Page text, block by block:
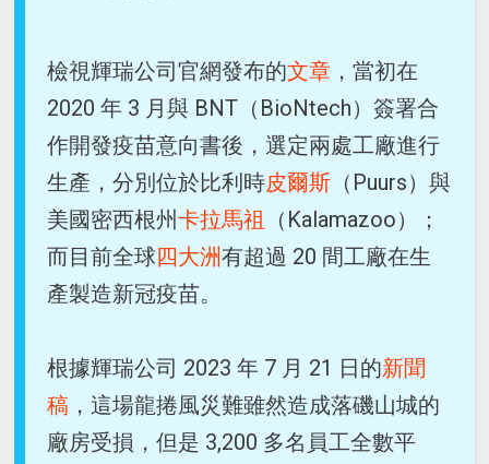
檢視輝瑞公司官網發布的文章 ，當初在
2020 年 3 月與 BNT（BioNtech）簽署合
作開發疫苗意向書後，選定兩處工廠進行
生產，分別位於比利時皮爾斯 （Puurs）與
美國密西根州卡拉馬祖
（Kalamazoo）；
而目前全球四大洲有超過 20 間工廠在生
產製造新冠疫苗。
根據輝瑞公司 2023 年 7 月 21 日的新聞
稿 ，這場龍捲風災難雖然造成落磯山城的
廠房受損，但是 3,200 多名員工全數平